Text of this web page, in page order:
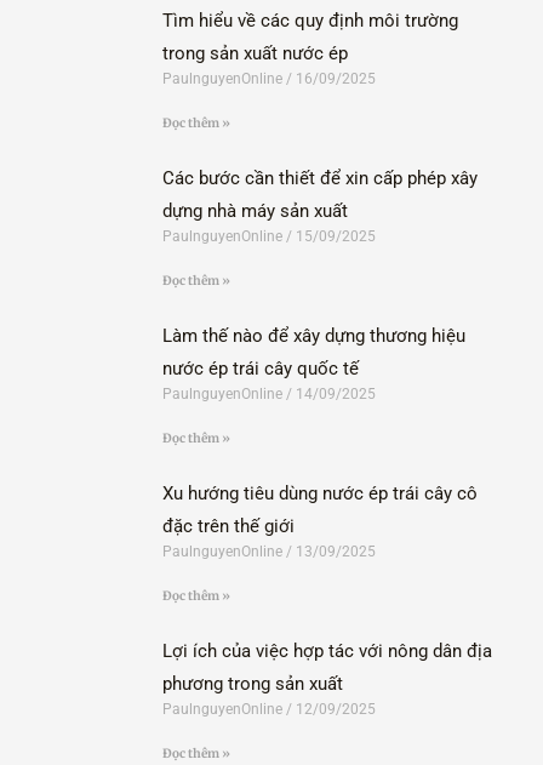
Tìm hiểu về các quy định môi trường
trong sản xuất nước ép
PaulnguyenOnline 16/09/2025
Đọc thêm »
Các bước cần thiết để xin cấp phép xây
dựng nhà máy sản xuất
PaulnguyenOnline 15/09/2025
Đọc thêm »
Làm thế nào để xây dựng thương hiệu
nước ép trái cây quốc tế
PaulnguyenOnline 14/09/2025
Đọc thêm »
Xu hướng tiêu dùng nước ép trái cây cô
đặc trên thế giới
PaulnguyenOnline 13/09/2025
Đọc thêm »
Lợi ích của việc hợp tác với nông dân địa
phương trong sản xuất
PaulnguyenOnline 12/09/2025
Đọc thêm »